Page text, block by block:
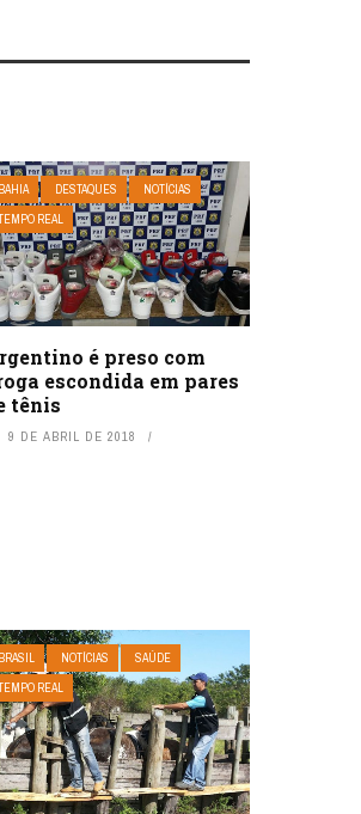
BAHIA DESTAQUES
NOTÍCIAS
REAL
é preso com
escondida em pares
tênis
9 DE ABRIL DE 2018
BRASIL NOTÍCIAS
SAÚDE
REAL